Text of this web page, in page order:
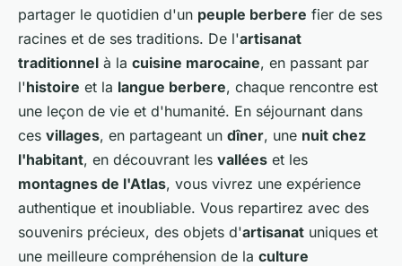
partager le quotidien d'un peuple berbere fier de ses
racines et de ses traditions. De l'artisanat
traditionnel à la cuisine marocaine, en passant par
l'histoire et la langue berbere, chaque rencontre est
une leçon de vie et d'humanité. En séjournant dans
ces villages, en partageant un dîner, une nuit chez
l'habitant, en découvrant les vallées et les
montagnes de l'Atlas, vous vivrez une expérience
authentique et inoubliable. Vous repartirez avec des
souvenirs précieux, des objets d'artisanat uniques et
une meilleure compréhension de la culture